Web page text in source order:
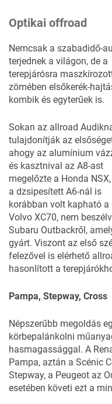
Optikai offroad
Nemcsak a szabadidő-
terjednek a világon, de a
terepjárósra
zömében elsőkerék-
kombik és egyterűek is.
Sokan az allroad
tulajdonítják az
ahogy az alumínium
és kasztnival az A8-ast
megelőzte a Honda
a dzsipesített A6-nál is
korábban volt kapható a
Volvo XC70, nem
Subaru Outbackről,
gyárt. Viszont az első
felezővel is elérhető
hasonlított a
Pampa, Stepway, Cross
Népszerűbb megoldás
körbepalánkolni
hasmagassággal. A
Pampa, aztán a Scénic
Stepway, a Peugeot az
esetében követi ezt a